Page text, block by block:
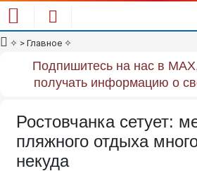
✧ > Главное ✧
Подпишитесь на нас в
получать информацию о
Ростовчанка сетует:
пляжного отдыха
некуда